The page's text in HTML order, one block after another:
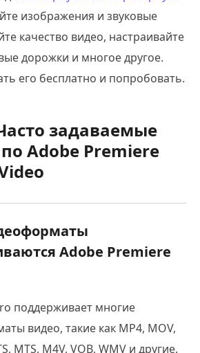
изображения и звуковые
качество видео, настраивайте
дорожки и многое другое.
его бесплатно и попробовать.
задаваемые
Adobe Premiere
Adobe Premiere
поддерживает многие
видео, такие как MP4, MOV,
MTS, M4V, VOB, WMV и другие.